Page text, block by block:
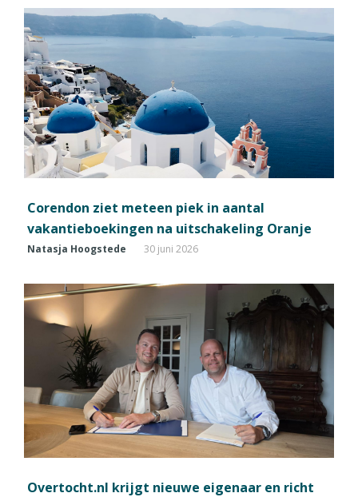
Corendon ziet meteen piek in aantal
vakantieboekingen na uitschakeling Oranje
Natasja Hoogstede 30 juni 2026
Overtocht.nl krijgt nieuwe eigenaar en richt